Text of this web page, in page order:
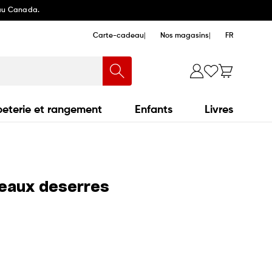
Canada.
Carte-cadeau Nos magasins FR
et rangement Enfants Livres
deserres